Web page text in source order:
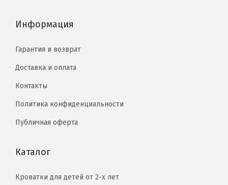
Информация
Гарантия и возврат
Доставка и оплата
Контакты
Политика конфиденциальности
Публичная оферта
Каталог
Кроватки для детей от 2-х лет